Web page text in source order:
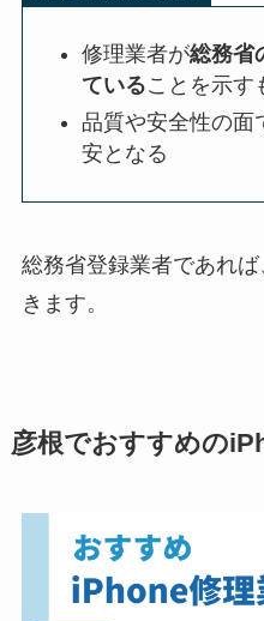
修理業者が総務省
ていることを示す
品質や安全性の面
安となる
総務省登録業者であれ
きます。
彦根でおすすめの